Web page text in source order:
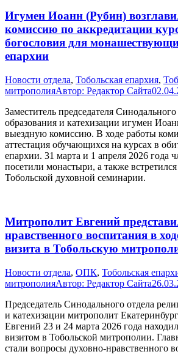
Игумен Иоанн (Рубин)
комиссию по аккредитации
богословия для
епархии
Новости отдела, Тобольская епархия,
митрополияАвтор: Редактор Сайта
Заместитель председателя
образования и катехизации игумен
выездную комиссию. В ходе работы
аттестация обучающихся на курсах в
епархии. 31 марта и 1 апреля 2026 года
посетили монастыри, а также
Тобольской духовной семинарии.
Митрополит Евгений
нравственного воспитания в
визита в Тобольскую
Новости отдела, ОПК, Тобольская
митрополияАвтор: Редактор Сайта
Председатель Синодального отдела
и катехизации митрополит
Евгений 23 и 24 марта 2026 года
визитом в Тобольской митрополии.
стали вопросы духовно-нравственного